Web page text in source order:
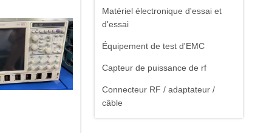
Matériel électronique d'essai et
d'essai
Équipement de test d'EMC
Capteur de puissance de rf
Connecteur RF / adaptateur /
câble